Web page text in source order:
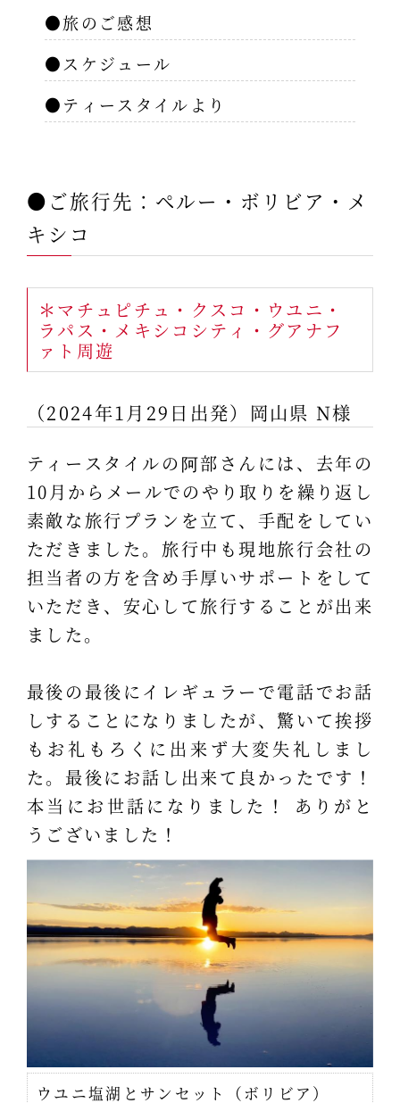
●旅のご感想
●スケジュール
●ティースタイルより
●ご旅行先：ペルー・ボリビア・メ
キシコ
＊マチュピチュ・クスコ・ウユニ・
ラパス・メキシコシティ・グアナフ
ァト周遊
（2024年1月29日出発）岡山県 N様
ティースタイルの阿部さんには、去年の
10月からメールでのやり取りを繰り返し
素敵な旅行プランを立て、手配をしてい
ただきました。旅行中も現地旅行会社の
担当者の方を含め手厚いサポートをして
いただき、安心して旅行することが出来
ました。
最後の最後にイレギュラーで電話でお話
しすることになりましたが、驚いて挨拶
もお礼もろくに出来ず大変失礼しまし
た。最後にお話し出来て良かったです！
本当にお世話になりました！ ありがと
うございました！
ウユニ塩湖とサンセット（ボリビア）